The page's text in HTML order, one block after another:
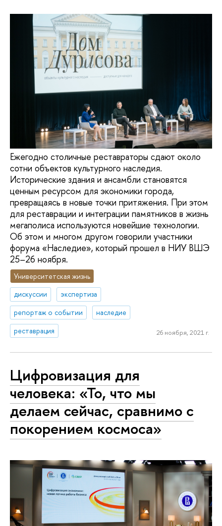
Ежегодно столичные реставраторы сдают около
сотни объектов культурного наследия.
Исторические здания и ансамбли становятся
ценным ресурсом для экономики города,
превращаясь в новые точки притяжения. При этом
для реставрации и интеграции памятников в жизнь
мегаполиса используются новейшие технологии.
Об этом и многом другом говорили участники
форума «Наследие», который прошел в НИУ ВШЭ
25–26 ноября.
Университетская жизнь
дискуссии
экспертиза
репортаж о событии
наследие
реставрация
26 ноября, 2021 г.
Цифровизация для
человека: «То, что мы
делаем сейчас, сравнимо с
покорением космоса»